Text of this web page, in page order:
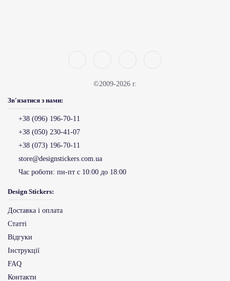
©2009-2026 г.
Зв'язатися з нами:
+38 (096) 196-70-11
+38 (050) 230-41-07
+38 (073) 196-70-11
store@designstickers.com.ua
Час роботи: пн-пт с 10:00 до 18:00
Design Stickers:
Доставка і оплата
Статті
Відгуки
Інструкції
FAQ
Контакти